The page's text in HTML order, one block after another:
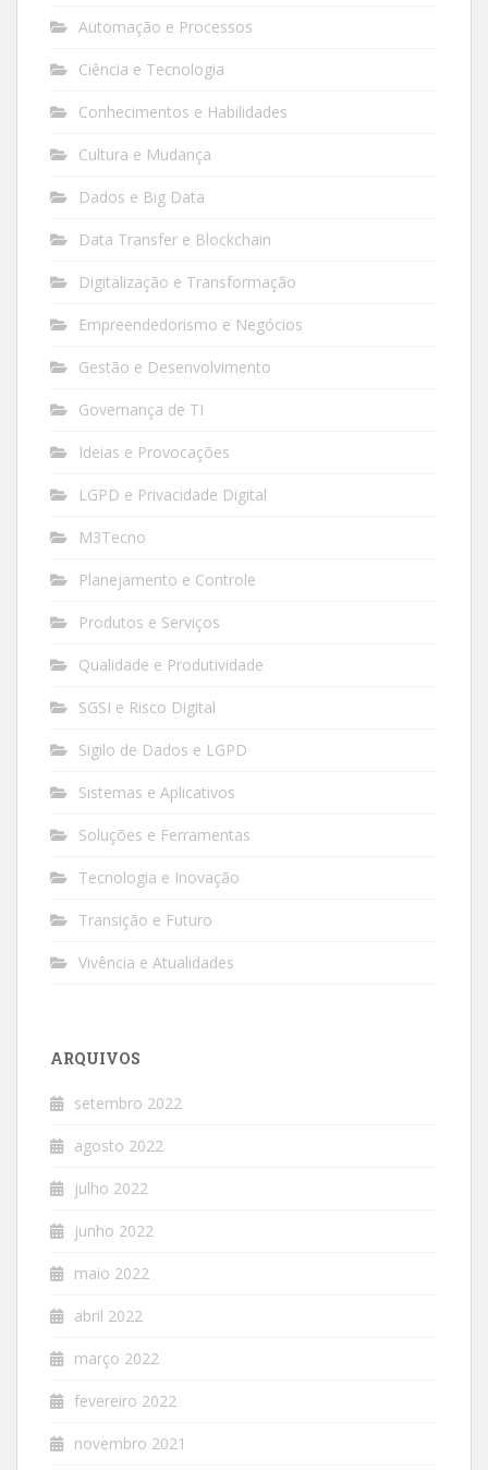
Automação e Processos
Ciência e Tecnologia
Conhecimentos e Habilidades
Cultura e Mudança
Dados e Big Data
Data Transfer e Blockchain
Digitalização e Transformação
Empreendedorismo e Negócios
Gestão e Desenvolvimento
Governança de TI
Ideias e Provocações
LGPD e Privacidade Digital
M3Tecno
Planejamento e Controle
Produtos e Serviços
Qualidade e Produtividade
SGSI e Risco Digital
Sigilo de Dados e LGPD
Sistemas e Aplicativos
Soluções e Ferramentas
Tecnologia e Inovação
Transição e Futuro
Vivência e Atualidades
ARQUIVOS
setembro 2022
agosto 2022
julho 2022
junho 2022
maio 2022
abril 2022
março 2022
fevereiro 2022
novembro 2021